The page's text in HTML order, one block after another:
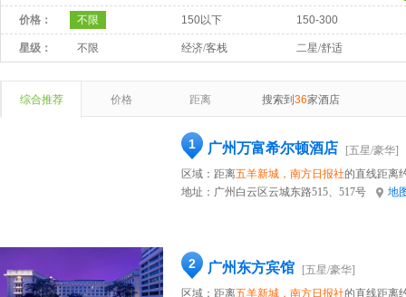
价格： 不限 150以下 150-300
星级： 不限 经济/客栈 二星/舒适
综合推荐 价格 距离 搜索到 36家酒店
1 广州万富希尔顿酒店
[五星/豪华]
区域：距离五羊新城，南方日报社的直线距离
地址： 广州白云区云城东路515、517号 地
2 广州东方宾馆
[五星/豪华]
区域：距离五羊新城，南方日报社的直线距离